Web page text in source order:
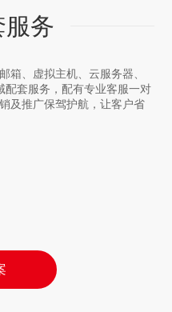
服务
箱、虚拟主机、云服务器、
配套服务，配有专业客服一对
及推广保驾护航，让客户省